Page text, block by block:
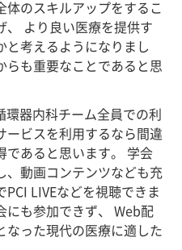
体のスキルアップをするこ
、 より良い医療を提供す
と考えるようになりまし
らも重要なことであると思
環器内科チーム全員での利
ービスを利用するなら間違
であると思います。 学会
、動画コンテンツなども充
LIVEなどを視聴できま
にも参加できず、 Web配
なった現代の医療に適した